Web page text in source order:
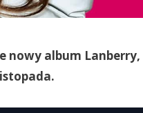
nowy album Lanberry,